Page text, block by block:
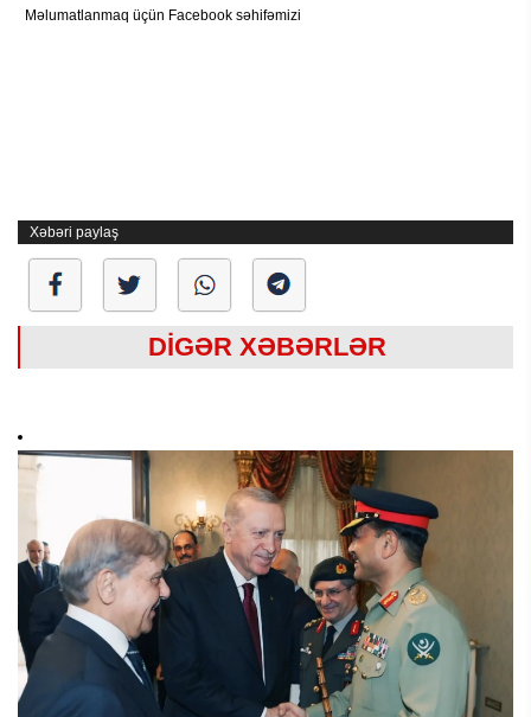
Məlumatlanmaq üçün Facebook səhifəmizi
Xəbəri paylaş
DİGƏR XƏBƏRLƏR